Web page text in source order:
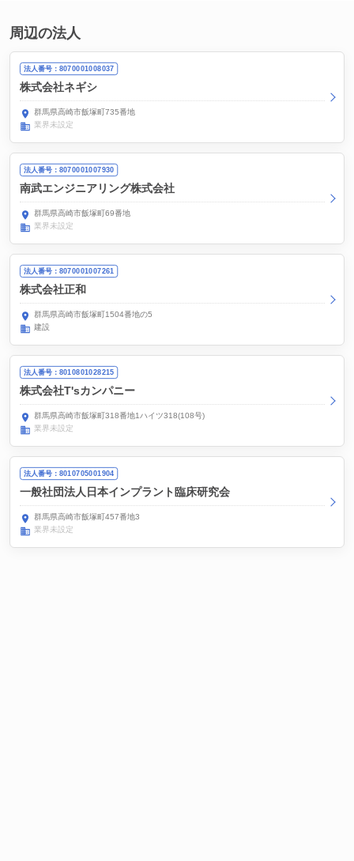
周辺の法人
法人番号：8070001008037
株式会社ネギシ
群馬県高崎市飯塚町735番地
業界未設定
法人番号：8070001007930
南武エンジニアリング株式会社
群馬県高崎市飯塚町69番地
業界未設定
法人番号：8070001007261
株式会社正和
群馬県高崎市飯塚町1504番地の5
建設
法人番号：8010801028215
株式会社T'sカンパニー
群馬県高崎市飯塚町318番地1ハイツ318(108号)
業界未設定
法人番号：8010705001904
一般社団法人日本インプラント臨床研究会
群馬県高崎市飯塚町457番地3
業界未設定